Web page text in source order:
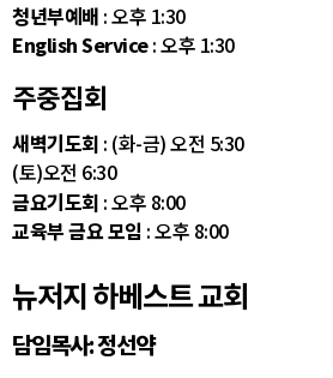
청년부예배 : 오후 1:30
English Service: 오후 1:30
주중집회
새벽기도회 : (화-금) 오전 5:30
(토)오전 6:30
금요기도회 : 오후 8:00
교육부 금요 모임 : 오후 8:00
뉴저지 하베스트 교회
담임목사: 정선약